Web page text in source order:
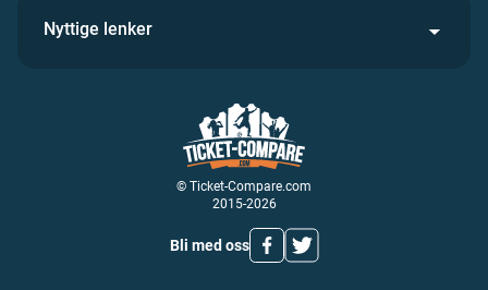
© Ticket-Compare.com
2015-2026
Bli med oss
Nyttige lenker